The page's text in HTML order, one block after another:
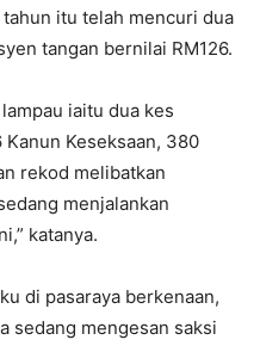
itu telah mencuri dua
tangan bernilai RM126.
iaitu dua kes
Keseksaan, 380
rekod melibatkan
menjalankan
katanya.
di pasaraya berkenaan,
sedang mengesan saksi